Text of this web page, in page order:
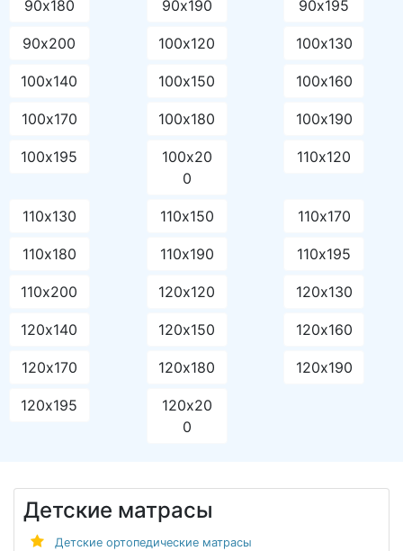
90х180 90х190 90х195
90х200 100х120 100х130
100х140 100х150 100х160
100х170 100х180 100х190
100х195
100х20
0
110х120
110х130 110х150 110х170
110х180 110х190 110х195
110х200 120х120 120х130
120х140 120х150 120х160
120х170 120х180 120х190
120х195
120х20
0
Детские матрасы
Детские ортопедические матрасы